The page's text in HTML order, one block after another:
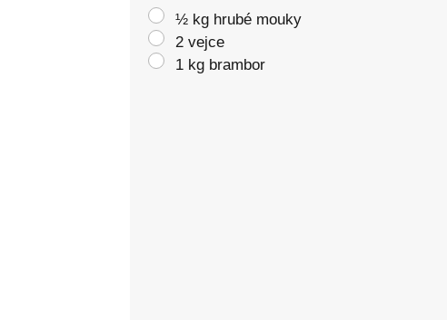
½ kg hrubé mouky
2 vejce
1 kg brambor